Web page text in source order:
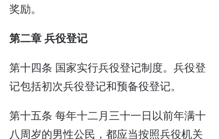
奖励。
第二章 兵役登记
第十四条 国家实行兵役登记制度。兵役登
记包括初次兵役登记和预备役登记。
第十五条 每年十二月三十一日以前年满十
八周岁的男性公民，都应当按照兵役机关